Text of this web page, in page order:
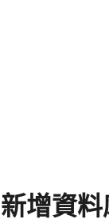
新增資料